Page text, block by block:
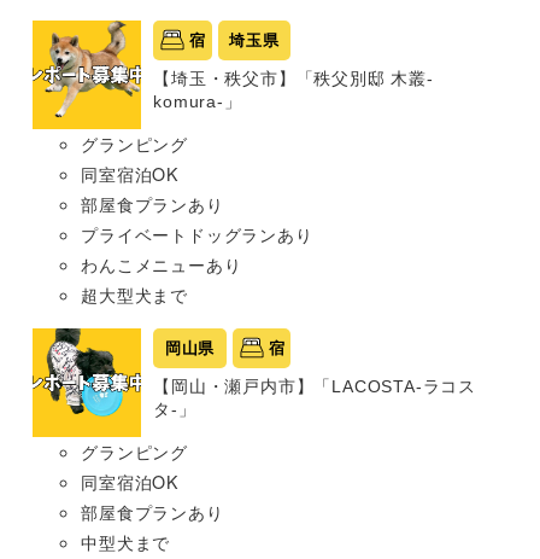
宿 埼玉県
【埼玉・秩父市】「秩父別邸 木叢-
komura-」
グランピング
同室宿泊OK
部屋食プランあり
プライベートドッグランあり
わんこメニューあり
超大型犬まで
岡山県 宿
【岡山・瀬戸内市】「LACOSTA-ラコス
タ-」
グランピング
同室宿泊OK
部屋食プランあり
中型犬まで